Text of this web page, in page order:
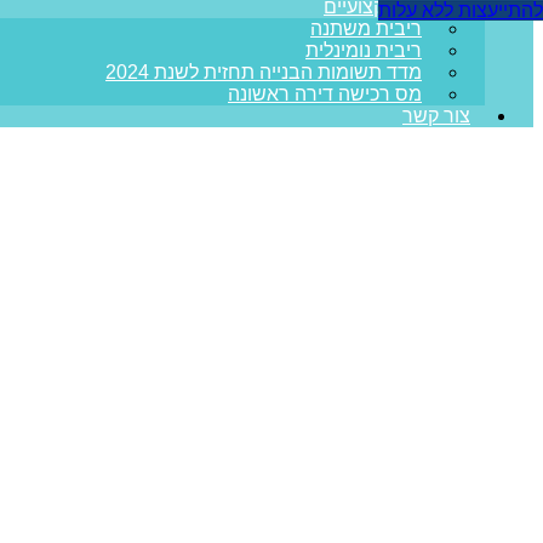
להתייעצות ללא עלות
מדריכים מקצועיים
ריבית משתנה
ריבית נומינלית
מדד תשומות הבנייה תחזית לשנת 2024
מס רכישה דירה ראשונה
צור קשר